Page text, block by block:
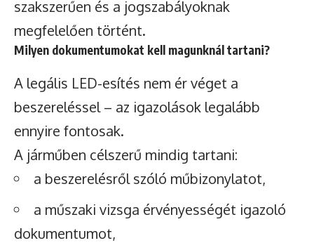
szakszerűen és a jogszabályoknak
megfelelően történt.
Milyen dokumentumokat kell magunknál tartani?
A legális LED-esítés nem ér véget a
beszereléssel – az igazolások legalább
ennyire fontosak.
A járműben célszerű mindig tartani:
a beszerelésről szóló műbizonylatot,
a műszaki vizsga érvényességét igazoló
dokumentumot,